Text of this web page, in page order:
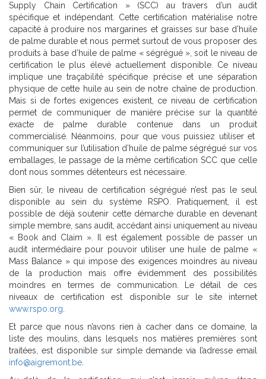
Supply Chain Certification » (SCC) au travers d’un audit
spécifique et indépendant. Cette certification matérialise notre
capacité à produire nos margarines et graisses sur base d’huile
de palme durable et nous permet surtout de vous proposer des
produits à base d’huile de palme « ségrégué », soit le niveau de
certification le plus élevé actuellement disponible. Ce niveau
implique une traçabilité spécifique précise et une séparation
physique de cette huile au sein de notre chaîne de production.
Mais si de fortes exigences existent, ce niveau de certification
permet de communiquer de manière précise sur la quantité
exacte de palme durable contenue dans un produit
commercialisé. Néanmoins, pour que vous puissiez utiliser et
communiquer sur l’utilisation d’huile de palme ségrégué sur vos
emballages, le passage de la même certification SCC que celle
dont nous sommes détenteurs est nécessaire.
Bien sûr, le niveau de certification ségrégué n’est pas le seul
disponible au sein du système RSPO. Pratiquement, il est
possible de déjà soutenir cette démarche durable en devenant
simple membre, sans audit, accédant ainsi uniquement au niveau
« Book and Claim ». Il est également possible de passer un
audit intermédiaire pour pouvoir utiliser une huile de palme «
Mass Balance » qui impose des exigences moindres au niveau
de la production mais offre évidemment des possibilités
moindres en termes de communication. Le détail de ces
niveaux de certification est disponible sur le site internet
www.rspo.org
Et parce que nous n’avons rien à cacher dans ce domaine, la
liste des moulins, dans lesquels nos matières premières sont
traitées, est disponible sur simple demande via l’adresse email
info@aigremont.be